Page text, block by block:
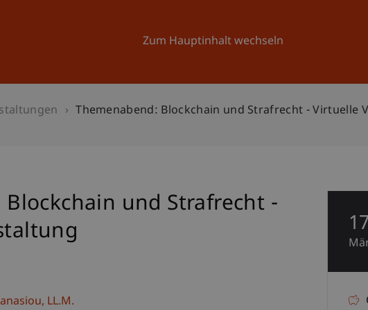
Zum Hauptinhalt wechseln
Universität Aktuelles
Themenabend: Blockchain und Strafrecht - Virtuelle
und Strafrecht -
LL.M.
17